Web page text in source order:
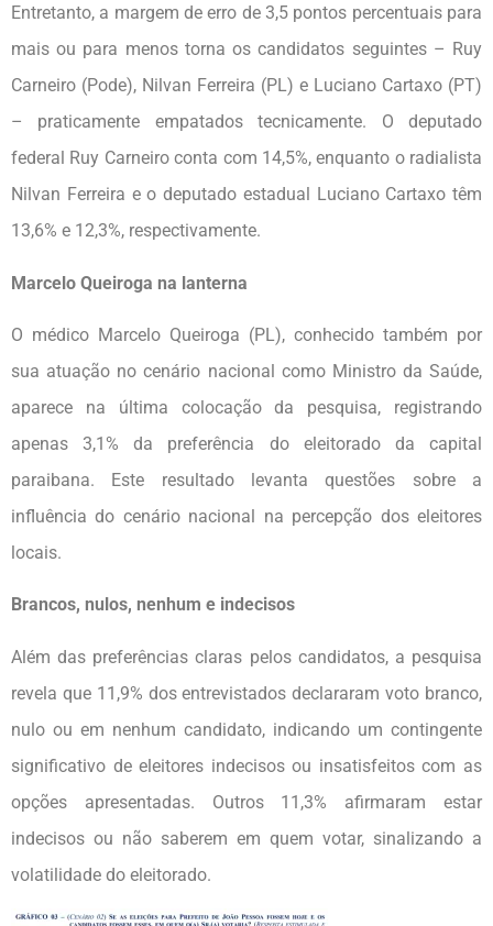
Entretanto, a margem de erro de 3,5 pontos percentuais para
mais ou para menos torna os candidatos seguintes – Ruy
Carneiro (Pode), Nilvan Ferreira (PL) e Luciano Cartaxo (PT)
– praticamente empatados tecnicamente. O deputado
federal Ruy Carneiro conta com 14,5%, enquanto o radialista
Nilvan Ferreira e o deputado estadual Luciano Cartaxo têm
13,6% e 12,3%, respectivamente.
Marcelo Queiroga na lanterna
O médico Marcelo Queiroga (PL), conhecido também por
sua atuação no cenário nacional como Ministro da Saúde,
aparece na última colocação da pesquisa, registrando
apenas 3,1% da preferência do eleitorado da capital
paraibana. Este resultado levanta questões sobre a
influência do cenário nacional na percepção dos eleitores
locais.
Brancos, nulos, nenhum e indecisos
Além das preferências claras pelos candidatos, a pesquisa
revela que 11,9% dos entrevistados declararam voto branco,
nulo ou em nenhum candidato, indicando um contingente
significativo de eleitores indecisos ou insatisfeitos com as
opções apresentadas. Outros 11,3% afirmaram estar
indecisos ou não saberem em quem votar, sinalizando a
volatilidade do eleitorado.